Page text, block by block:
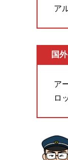
ア
国
ア
ロ